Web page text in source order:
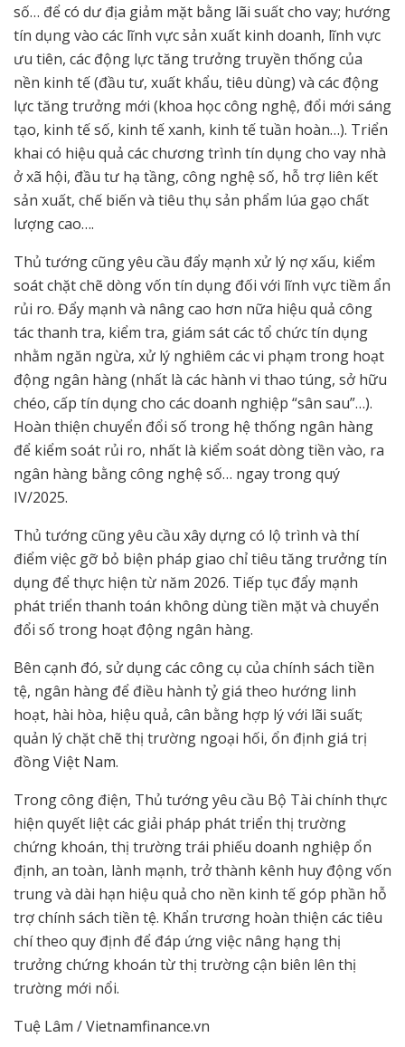
số… để có dư địa giảm mặt bằng lãi suất cho vay; hướng
tín dụng vào các lĩnh vực sản xuất kinh doanh, lĩnh vực
ưu tiên, các động lực tăng trưởng truyền thống của
nền kinh tế (đầu tư, xuất khẩu, tiêu dùng) và các động
lực tăng trưởng mới (khoa học công nghệ, đổi mới sáng
tạo, kinh tế số, kinh tế xanh, kinh tế tuần hoàn…). Triển
khai có hiệu quả các chương trình tín dụng cho vay nhà
ở xã hội, đầu tư hạ tầng, công nghệ số, hỗ trợ liên kết
sản xuất, chế biến và tiêu thụ sản phẩm lúa gạo chất
lượng cao….
Thủ tướng cũng yêu cầu đẩy mạnh xử lý nợ xấu, kiểm
soát chặt chẽ dòng vốn tín dụng đối với lĩnh vực tiềm ẩn
rủi ro. Đẩy mạnh và nâng cao hơn nữa hiệu quả công
tác thanh tra, kiểm tra, giám sát các tổ chức tín dụng
nhằm ngăn ngừa, xử lý nghiêm các vi phạm trong hoạt
động ngân hàng (nhất là các hành vi thao túng, sở hữu
chéo, cấp tín dụng cho các doanh nghiệp “sân sau”…).
Hoàn thiện chuyển đổi số trong hệ thống ngân hàng
để kiểm soát rủi ro, nhất là kiểm soát dòng tiền vào, ra
ngân hàng bằng công nghệ số… ngay trong quý
IV/2025.
Thủ tướng cũng yêu cầu xây dựng có lộ trình và thí
điểm việc gỡ bỏ biện pháp giao chỉ tiêu tăng trưởng tín
dụng để thực hiện từ năm 2026. Tiếp tục đẩy mạnh
phát triển thanh toán không dùng tiền mặt và chuyển
đổi số trong hoạt động ngân hàng.
Bên cạnh đó, sử dụng các công cụ của chính sách tiền
tệ, ngân hàng để điều hành tỷ giá theo hướng linh
hoạt, hài hòa, hiệu quả, cân bằng hợp lý với lãi suất;
quản lý chặt chẽ thị trường ngoại hối, ổn định giá trị
đồng Việt Nam.
Trong công điện, Thủ tướng yêu cầu Bộ Tài chính thực
hiện quyết liệt các giải pháp phát triển thị trường
chứng khoán, thị trường trái phiếu doanh nghiệp ổn
định, an toàn, lành mạnh, trở thành kênh huy động vốn
trung và dài hạn hiệu quả cho nền kinh tế góp phần hỗ
trợ chính sách tiền tệ. Khẩn trương hoàn thiện các tiêu
chí theo quy định để đáp ứng việc nâng hạng thị
trưởng chứng khoán từ thị trường cận biên lên thị
trường mới nổi.
Tuệ Lâm / Vietnamfinance.vn